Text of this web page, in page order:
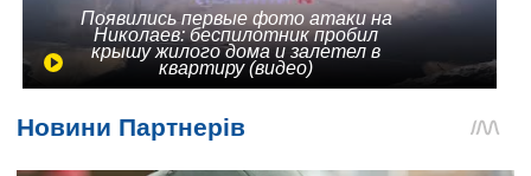
Появились первые фото атаки на
Николаев: беспилотник пробил
крышу жилого дома и залетел в
квартиру (видео)